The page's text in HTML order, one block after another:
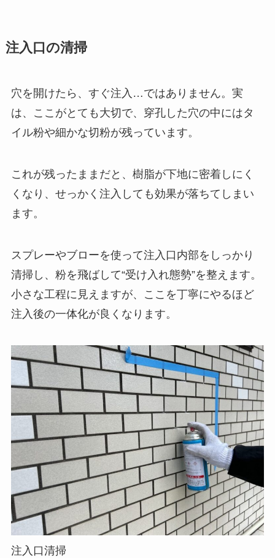
注入口の清掃
穴を開けたら、すぐ注入…ではありません。実
は、ここがとても大切で、穿孔した穴の中にはタ
イル粉や細かな切粉が残っています。
これが残ったままだと、樹脂が下地に密着しにく
くなり、せっかく注入しても効果が落ちてしまい
ます。
スプレーやブローを使って注入口内部をしっかり
清掃し、粉を飛ばして“受け入れ態勢”を整えます。
小さな工程に見えますが、ここを丁寧にやるほど
注入後の一体化が良くなります。
注入口清掃